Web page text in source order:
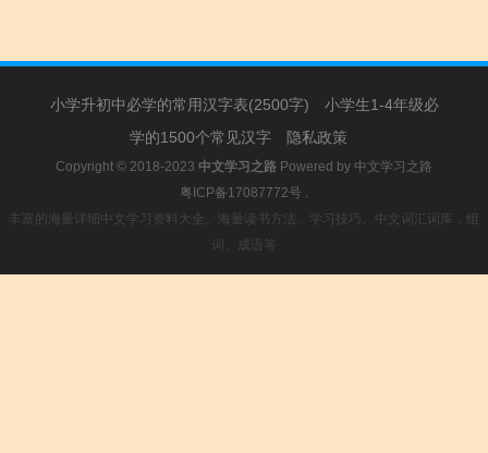
6.姓。
小学升初中必学的常用汉字表(2500字)
小学生1-4年级必
学的1500个常见汉字
隐私政策
Copyright © 2018-2023 中文学习之路 Powered by 中文学习之路
粤ICP备17087772号 .
丰富的海量详细中文学习资料大全。海量读书方法、学习技巧、中文词汇词库，组
词、成语等